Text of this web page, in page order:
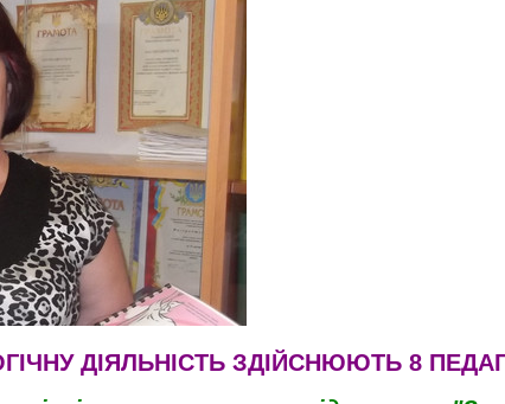
ДІЯЛЬНІСТЬ ЗДІЙСНЮЮТЬ 8